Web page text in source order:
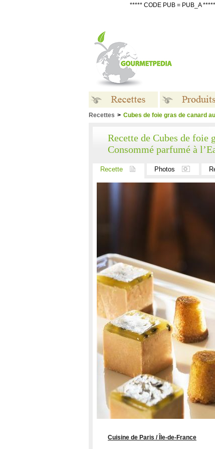
***** CODE PUB = PUB_A *****
Recettes > Cubes de foie gras de canard
Recette de Cubes de foie
Consommé parfumé à
Recette Photos
Cuisine de Paris / Île-de-France
Recettes Produits